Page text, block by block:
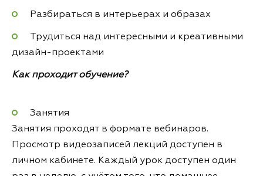
Разбираться в интерьерах и образах
Трудиться над интересными и креативными
дизайн-проектами
Как проходит обучение?
Занятия
Занятия проходят в формате вебинаров.
Просмотр видеозаписей лекций доступен в
личном кабинете. Каждый урок доступен один